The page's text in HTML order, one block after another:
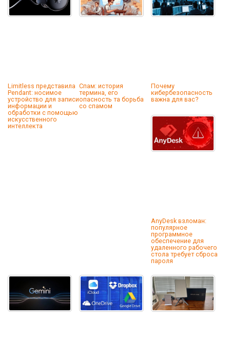
Limitless представила
Pendant: носимое
устройство для записи
информации и
обработки с помощью
искусственного
интеллекта
Спам: история
термина, его
опасность та борьба
со спамом
Почему
кибербезопасность
важна для вас?
AnyDesk взломан:
популярное
программное
обеспечение для
удаленного рабочего
стола требует сброса
пароля